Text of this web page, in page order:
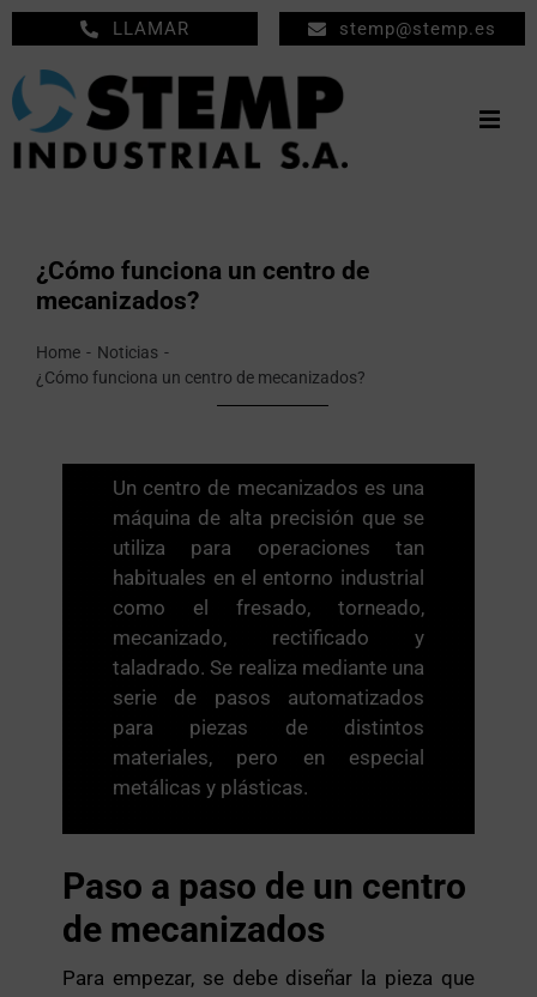
Saltar
al
contenido
LLAMAR stemp@stemp.es
MECANIZADOS
MANTENIMIENTO
EMPRESA
NOTICIAS
¿Cómo funciona un centro de
mecanizados?
Home
Noticias
¿Cómo funciona un centro de mecanizados?
Un centro de mecanizados es una
máquina de alta precisión que se
utiliza para operaciones tan
habituales en el entorno industrial
como el fresado, torneado,
mecanizado, rectificado y
taladrado. Se realiza mediante una
serie de pasos automatizados
para piezas de distintos
materiales, pero en especial
metálicas y plásticas.
Paso a paso de un centro
de mecanizados
Para empezar, se debe diseñar la pieza que